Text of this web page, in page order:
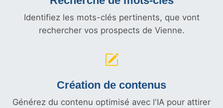
Identifiez les mots-clés pertinents, que vont
rechercher vos prospects de Vienne.
Création de contenus
Générez du contenu optimisé avec l'IA pour attirer